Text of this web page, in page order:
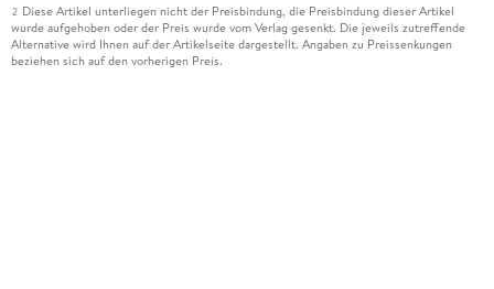
2 Diese Artikel unterliegen nicht der Preisbindung, die Preisbindung dieser Artikel
wurde aufgehoben oder der Preis wurde vom Verlag gesenkt. Die jeweils zutreffende
Alternative wird Ihnen auf der Artikelseite dargestellt. Angaben zu Preissenkungen
beziehen sich auf den vorherigen Preis.